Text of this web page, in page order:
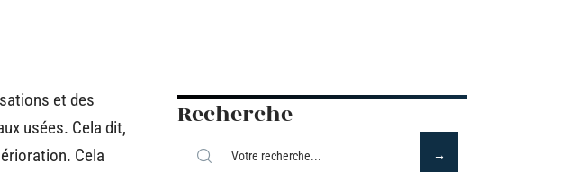
et des
usées. Cela dit,
Cela
Recherche